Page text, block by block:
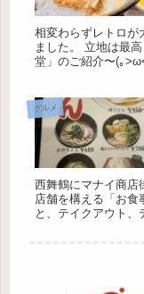
相変わらずレトロが
ました。 立地は最
堂」のご紹介〜(｡
グルメ
西舞鶴にマナイ商店
店舗を構える「お食
と、テイクアウト、